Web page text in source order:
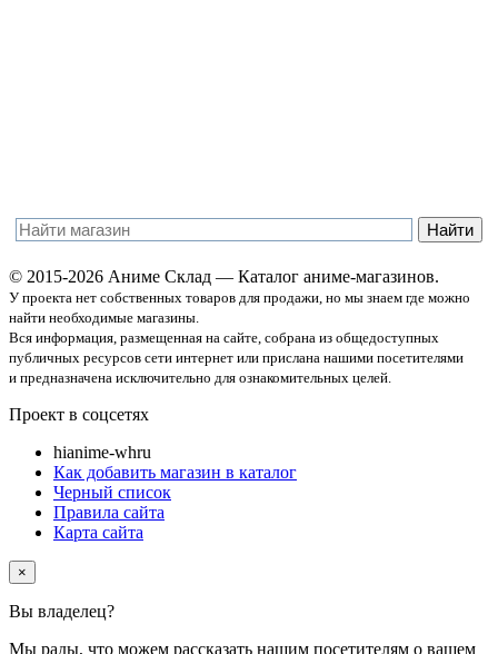
© 2015-2026 Аниме Склад — Каталог аниме-магазинов.
У проекта нет собственных товаров для продажи, но мы знаем где можно
найти необходимые магазины.
Вся информация, размещенная на сайте, собрана из общедоступных
публичных ресурсов сети интернет или прислана нашими посетителями
и предназначена исключительно для ознакомительных целей.
Проект в соцсетях
hianime-whru
Как добавить магазин в каталог
Черный список
Правила сайта
Карта сайта
×
Вы владелец?
Мы рады, что можем рассказать нашим посетителям о вашем